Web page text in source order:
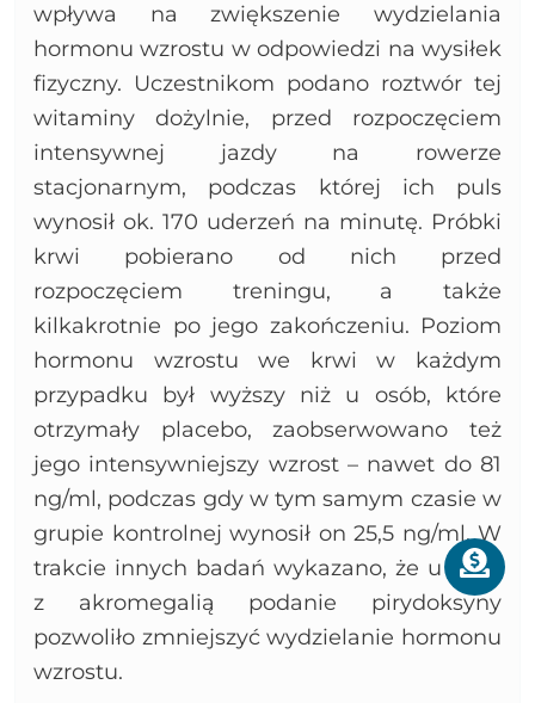
wpływa na zwiększenie wydzielania
hormonu wzrostu w odpowiedzi na wysiłek
fizyczny. Uczestnikom podano roztwór tej
witaminy dożylnie, przed rozpoczęciem
intensywnej jazdy na rowerze
stacjonarnym, podczas której ich puls
wynosił ok. 170 uderzeń na minutę. Próbki
krwi pobierano od nich przed
rozpoczęciem treningu, a także
kilkakrotnie po jego zakończeniu. Poziom
hormonu wzrostu we krwi w każdym
przypadku był wyższy niż u osób, które
otrzymały placebo, zaobserwowano też
jego intensywniejszy wzrost – nawet do 81
ng/ml, podczas gdy w tym samym czasie w
grupie kontrolnej wynosił on 25,5 ng/ml. W
trakcie innych badań wykazano, że u osób
z akromegalią podanie pirydoksyny
pozwoliło zmniejszyć wydzielanie hormonu
wzrostu.